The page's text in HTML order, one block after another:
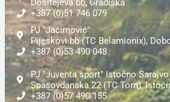
Dositejeva bb, Gradiška
+387 (0)51 746 079
PJ "Jaćimović"
Pijeskovi bb (TC Belamionix),
+387 (0)53 490 048
PJ "Juventa sport" Istočno Sarajvo
Spasovdanska 22 (TC Tom),
+387 (0)57 490 155